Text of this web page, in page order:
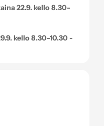
22.9. kello 8.30-
kello 8.30-10.30 -